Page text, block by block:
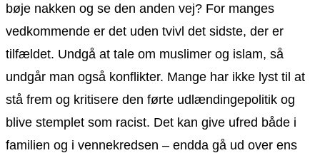
bøje nakken og se den anden vej? For manges
vedkommende er det uden tvivl det sidste, der er
tilfældet. Undgå at tale om muslimer og islam, så
undgår man også konflikter. Mange har ikke lyst til at
stå frem og kritisere den førte udlændingepolitik og
blive stemplet som racist. Det kan give ufred både i
familien og i vennekredsen – endda gå ud over ens